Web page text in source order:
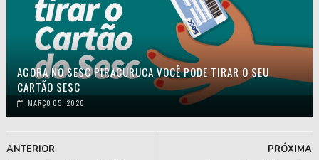
AGORA NO SESC PIRACURUCA VOCÊ PODE TIRAR O SEU
CARTÃO SESC
MARÇO 05, 2020
PRÓXIMA
ANTERIOR